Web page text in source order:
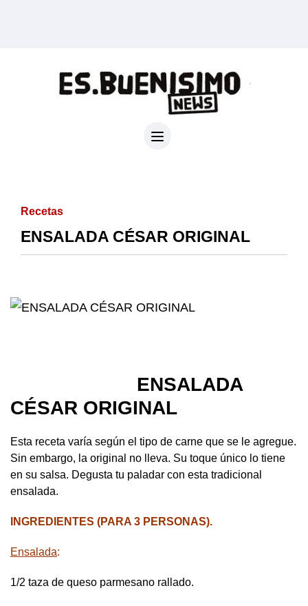
Recetas
ENSALADA CÉSAR ORIGINAL
ENSALADA
CÉSAR ORIGINAL
Esta receta varía según el tipo de carne que se le agregue.
Sin embargo, la original no lleva. Su toque único lo tiene
en su salsa. Degusta tu paladar con esta tradicional
ensalada.
INGREDIENTES (PARA 3 PERSONAS).
Ensalada:
1/2 taza de queso parmesano rallado.